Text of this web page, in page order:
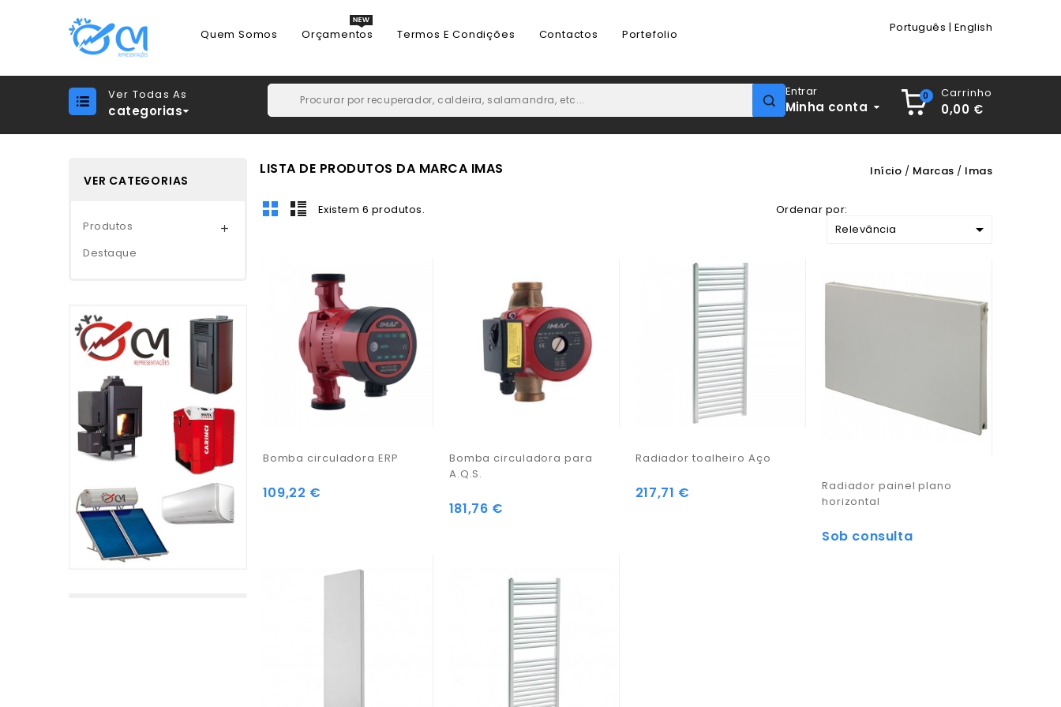
Português | English
Quem Somos Orçamentos Termos E Condições Contactos Portefolio
Ver Todas As
categorias
0 Carrinho
0,00 €
Entrar
Minha conta
VER CATEGORIAS
Produtos 
Destaque
LISTA DE PRODUTOS DA MARCA IMAS Início Marcas Imas
Existem 6 produtos.
Ordenar por:
Relevância

Bomba circuladora ERP
109,22 €
Bomba circuladora para
A.Q.S.
181,76 €
Radiador toalheiro Aço
217,71 €
Radiador painel plano
horizontal
Sob consulta